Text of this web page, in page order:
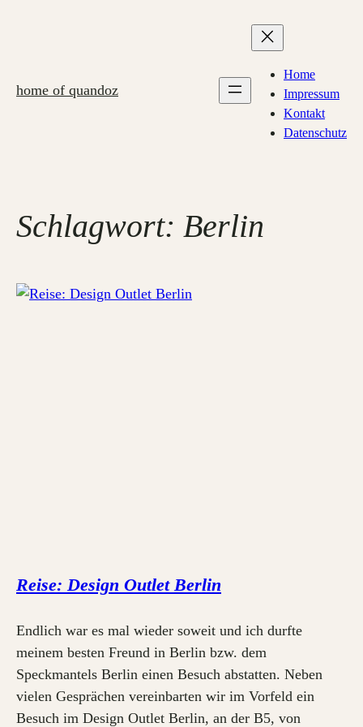
home of quandoz
Home
Impressum
Kontakt
Datenschutz
Schlagwort: Berlin
Reise: Design Outlet Berlin
Endlich war es mal wieder soweit und ich durfte
meinem besten Freund in Berlin bzw. dem
Speckmantels Berlin einen Besuch abstatten. Neben
vielen Gesprächen vereinbarten wir im Vorfeld ein
Besuch im Design Outlet Berlin, an der B5, von